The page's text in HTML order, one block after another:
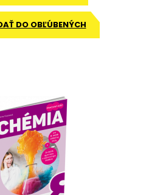
DO OBĽÚBENÝCH